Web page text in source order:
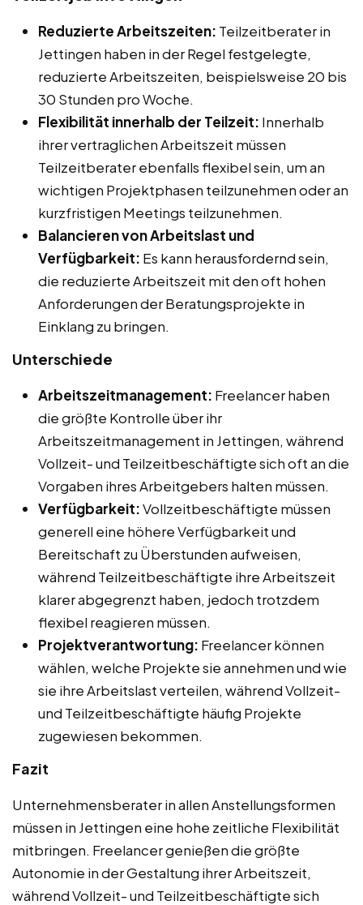
Reduzierte Arbeitszeiten: Teilzeitberater in
Jettingen haben in der Regel festgelegte,
reduzierte Arbeitszeiten, beispielsweise 20 bis
30 Stunden pro Woche.
Flexibilität innerhalb der Teilzeit: Innerhalb
ihrer vertraglichen Arbeitszeit müssen
Teilzeitberater ebenfalls flexibel sein, um an
wichtigen Projektphasen teilzunehmen oder an
kurzfristigen Meetings teilzunehmen.
Balancieren von Arbeitslast und
Verfügbarkeit: Es kann herausfordernd sein,
die reduzierte Arbeitszeit mit den oft hohen
Anforderungen der Beratungsprojekte in
Einklang zu bringen.
Unterschiede
Arbeitszeitmanagement: Freelancer haben
die größte Kontrolle über ihr
Arbeitszeitmanagement in Jettingen, während
Vollzeit- und Teilzeitbeschäftigte sich oft an die
Vorgaben ihres Arbeitgebers halten müssen.
Verfügbarkeit:Vollzeitbeschäftigte müssen
generell eine höhere Verfügbarkeit und
Bereitschaft zu Überstunden aufweisen,
während Teilzeitbeschäftigte ihre Arbeitszeit
klarer abgegrenzt haben, jedoch trotzdem
flexibel reagieren müssen.
Projektverantwortung: Freelancer können
wählen, welche Projekte sie annehmen und wie
sie ihre Arbeitslast verteilen, während Vollzeit-
und Teilzeitbeschäftigte häufig Projekte
zugewiesen bekommen.
Fazit
Unternehmensberater in allen Anstellungsformen
müssen in Jettingen eine hohe zeitliche Flexibilität
mitbringen. Freelancer genießen die größte
Autonomie in der Gestaltung ihrer Arbeitszeit,
während Vollzeit- und Teilzeitbeschäftigte sich